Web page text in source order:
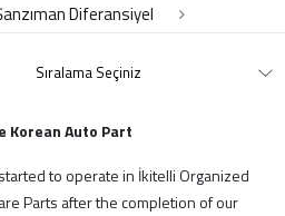
Kapak
Diferansiyel
Korean Auto Part
to operate in İkitelli Organized
Parts after the completion of our